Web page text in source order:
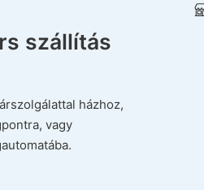
szállítás
házhoz,
vagy